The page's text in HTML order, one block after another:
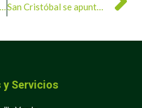
Parque Recreacional Histórico Arqueológico San Felipe El Fuerte está de aniversario San Cristóbal se apuntala como ciudad modelo en manejo de desechos sólidos
Servicios